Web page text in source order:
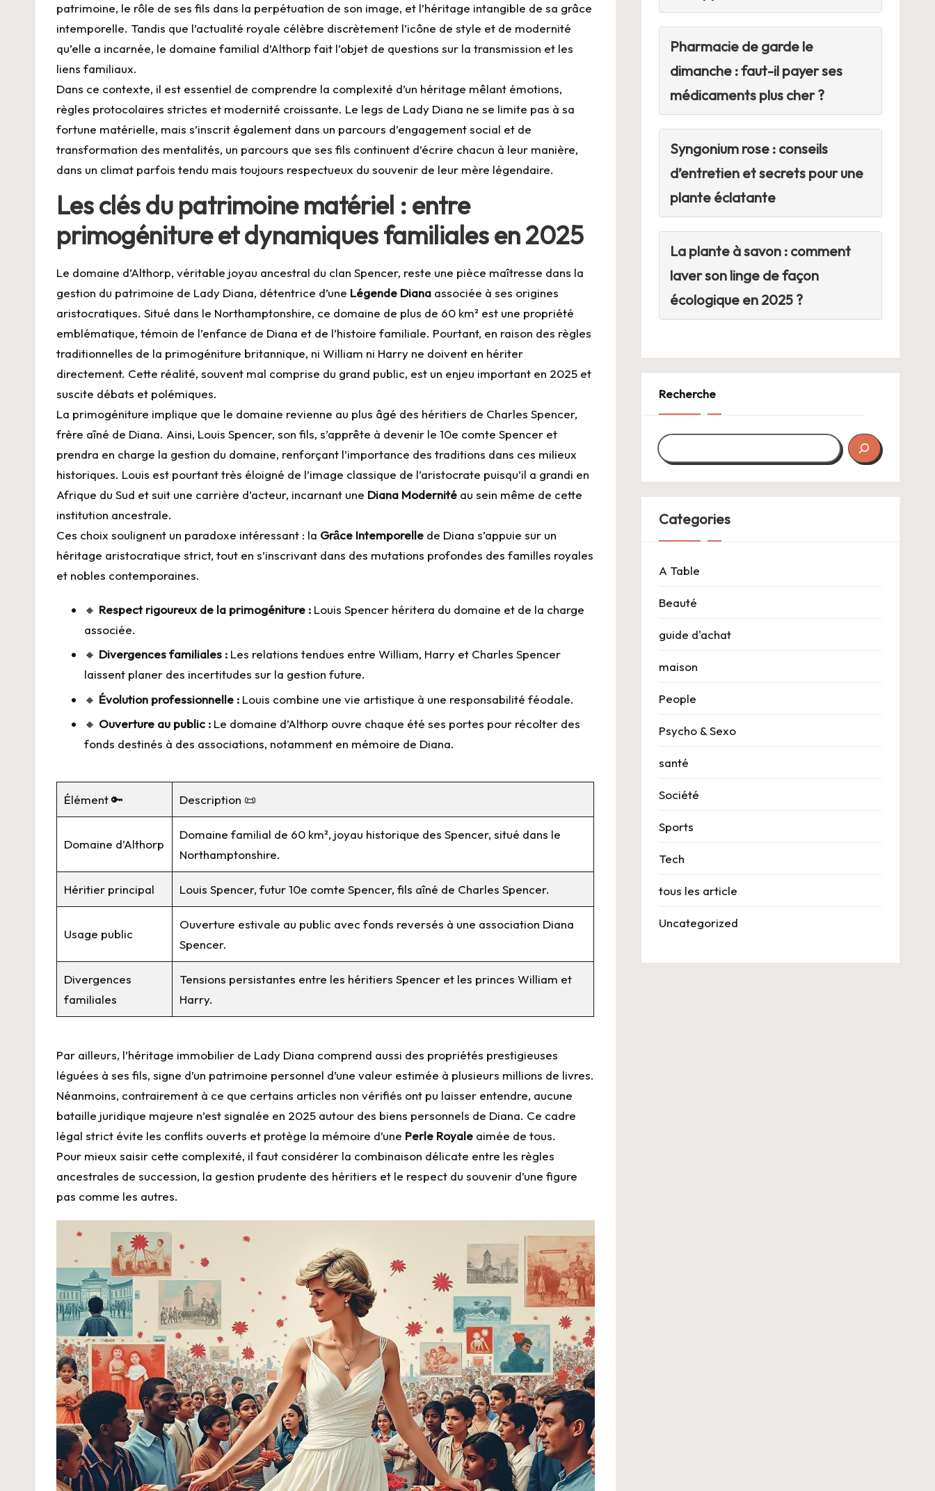
patrimoine, le rôle de ses fils dans la perpétuation de son image, et l’héritage intangible de sa grâce
intemporelle. Tandis que l’actualité royale célèbre discrètement l’icône de style et de modernité
qu’elle a incarnée, le domaine familial d’Althorp fait l’objet de questions sur la transmission et les
liens familiaux.
Dans ce contexte, il est essentiel de comprendre la complexité d’un héritage mêlant émotions,
règles protocolaires strictes et modernité croissante. Le legs de Lady Diana ne se limite pas à sa
fortune matérielle, mais s’inscrit également dans un parcours d’engagement social et de
transformation des mentalités, un parcours que ses fils continuent d’écrire chacun à leur manière,
dans un climat parfois tendu mais toujours respectueux du souvenir de leur mère légendaire.
Les clés du patrimoine matériel : entre
primogéniture et dynamiques familiales en 2025
Le domaine d’Althorp, véritable joyau ancestral du clan Spencer, reste une pièce maîtresse dans la
gestion du patrimoine de Lady Diana, détentrice d’une Légende Diana associée à ses origines
aristocratiques. Situé dans le Northamptonshire, ce domaine de plus de 60 km² est une propriété
emblématique, témoin de l’enfance de Diana et de l’histoire familiale. Pourtant, en raison des règles
traditionnelles de la primogéniture britannique, ni William ni Harry ne doivent en hériter
directement. Cette réalité, souvent mal comprise du grand public, est un enjeu important en 2025 et
suscite débats et polémiques.
La primogéniture implique que le domaine revienne au plus âgé des héritiers de Charles Spencer,
frère aîné de Diana. Ainsi, Louis Spencer, son fils, s’apprête à devenir le 10e comte Spencer et
prendra en charge la gestion du domaine, renforçant l’importance des traditions dans ces milieux
historiques. Louis est pourtant très éloigné de l’image classique de l’aristocrate puisqu’il a grandi en
Afrique du Sud et suit une carrière d’acteur, incarnant une Diana Modernité au sein même de cette
institution ancestrale.
Ces choix soulignent un paradoxe intéressant : la Grâ̂ce Intemporelle de Diana s’appuie sur un
héritage aristocratique strict, tout en s’inscrivant dans des mutations profondes des familles royales
et nobles contemporaines.
🔸 Respect rigoureux de la primogéniture : Louis Spencer héritera du domaine et de la charge
associée.
🔸 Divergences familiales : Les relations tendues entre William, Harry et Charles Spencer
laissent planer des incertitudes sur la gestion future.
🔸 Évolution professionnelle : Louis combine une vie artistique à une responsabilité féodale.
🔸 Ouverture au public : Le domaine d’Althorp ouvre chaque été ses portes pour récolter des
fonds destinés à des associations, notamment en mémoire de Diana.
Élément 🔑 Description 📜
Domaine d’Althorp
Domaine familial de 60 km², joyau historique des Spencer, situé dans le
Northamptonshire.
Héritier principal Louis Spencer, futur 10e comte Spencer, fils aîné de Charles Spencer.
Usage public
Ouverture estivale au public avec fonds reversés à une association Diana
Spencer.
Divergences
familiales
Tensions persistantes entre les héritiers Spencer et les princes William et
Harry.
Par ailleurs, l’héritage immobilier de Lady Diana comprend aussi des propriétés prestigieuses
léguées à ses fils, signe d’un patrimoine personnel d’une valeur estimée à plusieurs millions de livres.
Néanmoins, contrairement à ce que certains articles non vérifiés ont pu laisser entendre, aucune
bataille juridique majeure n’est signalée en 2025 autour des biens personnels de Diana. Ce cadre
légal strict évite les conflits ouverts et protège la mémoire d’une Perle Royale aimée de tous.
Pour mieux saisir cette complexité, il faut considérer la combinaison délicate entre les règles
ancestrales de succession, la gestion prudente des héritiers et le respect du souvenir d’une figure
pas comme les autres.
Pharmacie de garde le
dimanche : faut-il payer ses
médicaments plus cher ?
Syngonium rose : conseils
d’entretien et secrets pour une
plante éclatante
La plante à savon : comment
laver son linge de façon
écologique en 2025 ?
Recherche
Categories
A Table
Beauté
guide d'achat
maison
People
Psycho & Sexo
santé
Société
Sports
Tech
tous les article
Uncategorized